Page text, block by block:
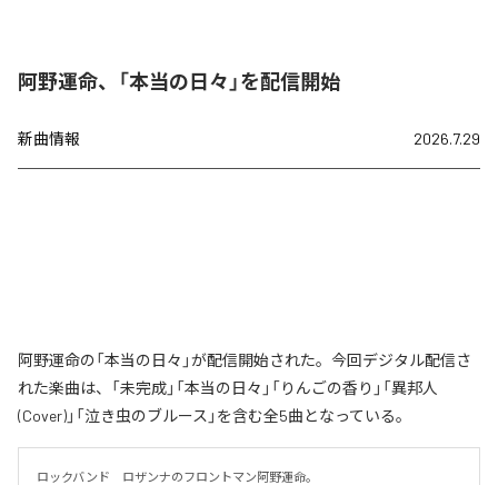
阿野運命、「本当の日々」を配信開始
新曲情報 2026.7.29
阿野運命の「本当の日々」が配信開始された。今回デジタル配信さ
れた楽曲は、「未完成」「本当の日々」「りんごの香り」「異邦人
(Cover)」「泣き虫のブルース」を含む全5曲となっている。
ロックバンド　ロザンナのフロントマン阿野運命。